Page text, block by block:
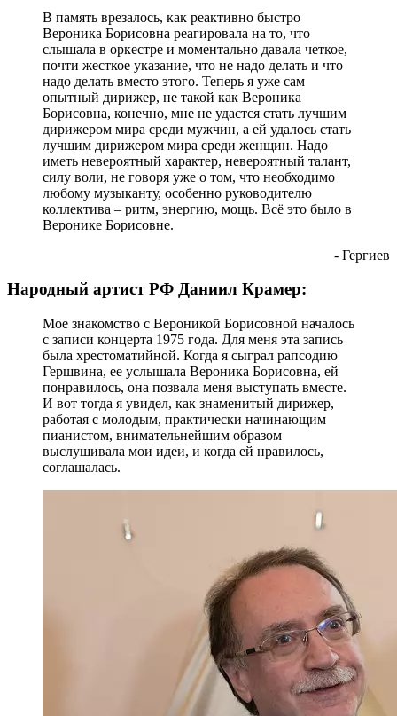
В память врезалось, как реактивно быстро
Вероника Борисовна реагировала на то, что
слышала в оркестре и моментально давала четкое,
почти жесткое указание, что не надо делать и что
надо делать вместо этого. Теперь я уже сам
опытный дирижер, не такой как Вероника
Борисовна, конечно, мне не удастся стать лучшим
дирижером мира среди мужчин, а ей удалось стать
лучшим дирижером мира среди женщин. Надо
иметь невероятный характер, невероятный талант,
силу воли, не говоря уже о том, что необходимо
любому музыканту, особенно руководителю
коллектива – ритм, энергию, мощь. Всё это было в
Веронике Борисовне.
- Гергиев
Народный артист РФ Даниил Крамер:
Мое знакомство с Вероникой Борисовной началось
с записи концерта 1975 года. Для меня эта запись
была хрестоматийной. Когда я сыграл рапсодию
Гершвина, ее услышала Вероника Борисовна, ей
понравилось, она позвала меня выступать вместе.
И вот тогда я увидел, как знаменитый дирижер,
работая с молодым, практически начинающим
пианистом, внимательнейшим образом
выслушивала мои идеи, и когда ей нравилось,
соглашалась.